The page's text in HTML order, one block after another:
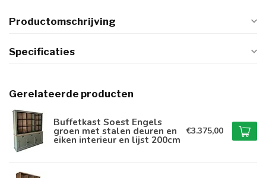
Productomschrijving
Specificaties
Gerelateerde producten
Buffetkast Soest Engels
groen met stalen deuren en
eiken interieur en lijst 200cm
€3.375,00